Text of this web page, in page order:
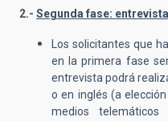
2.- Segunda fase: entrevista
Los solicitantes que
en la primera fase
entrevista podrá
o en inglés (a
medios